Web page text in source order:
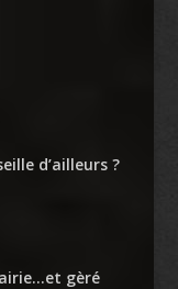
d’ailleurs ?
gèré